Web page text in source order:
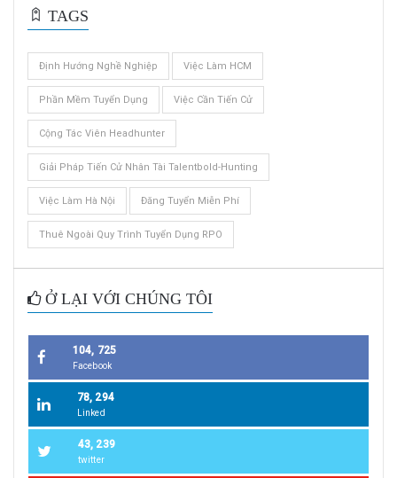
TAGS
Định Hướng Nghề Nghiệp Việc Làm HCM
Phần Mềm Tuyển Dụng Việc Cần Tiến Cử
Cộng Tác Viên Headhunter
Giải Pháp Tiến Cử Nhân Tài Talentbold-Hunting
Việc Làm Hà Nội Đăng Tuyển Miễn Phí
Thuê Ngoài Quy Trình Tuyển Dụng RPO
Ở LẠI VỚI CHÚNG TÔI
104, 725
Facebook
78, 294
Linked
43, 239
twitter